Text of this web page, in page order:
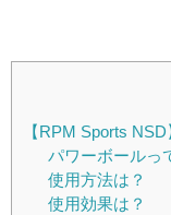
【RPM Sports
パワーボールっ
使用方法は？
使用効果は？